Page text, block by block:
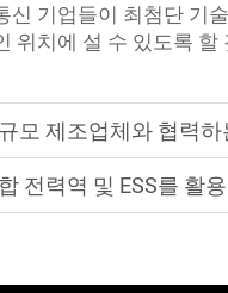
신 기업들이 최첨단 기
위치에 설 수 있도록 할
모 제조업체와 협력하는 것의
력역 및 ESS를 활용한 비용 효율적인 마이크로그